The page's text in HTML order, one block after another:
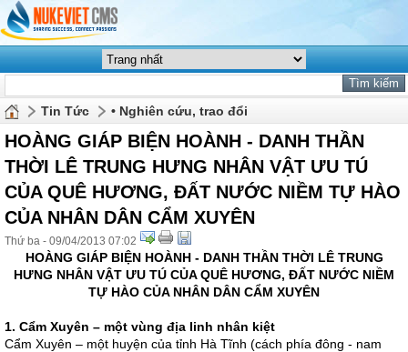
Tin Tức • Nghiên cứu, trao đổi
HOÀNG GIÁP BIỆN HOÀNH - DANH THẦN
THỜI LÊ TRUNG HƯNG NHÂN VẬT ƯU TÚ
CỦA QUÊ HƯƠNG, ĐẤT NƯỚC NIỀM TỰ HÀO
CỦA NHÂN DÂN CẨM XUYÊN
Thứ ba - 09/04/2013 07:02
HOÀNG GIÁP BIỆN HOÀNH - DANH THẦN THỜI LÊ TRUNG
HƯNG NHÂN VẬT ƯU TÚ CỦA QUÊ HƯƠNG, ĐẤT NƯỚC NIỀM
TỰ HÀO CỦA NHÂN DÂN CẨM XUYÊN
1. Cẩm Xuyên – một vùng địa linh nhân kiệt
Cẩm Xuyên – một huyện của tỉnh Hà Tĩnh (cách phía đông - nam